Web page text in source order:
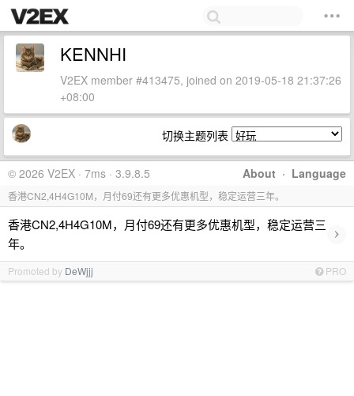
KENNHI
V2EX member #413475, joined on 2019-05-18 21:37:26
+08:00
切换主题列表
About · Language
© 2026 V2EX · 7ms · 3.9.8.5
香港CN2,4H4G10M，月付69还有更多优惠机型，稳定运营三年。
香港CN2,4H4G10M，月付69还有更多优惠机型，稳定运营三
年。
›
Promoted by DeWjjj PRO